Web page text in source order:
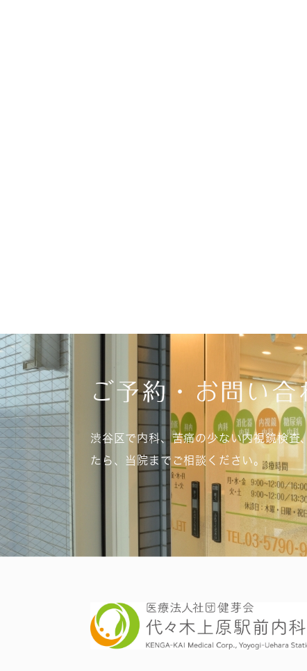
ご予約・お問い合
渋谷区で内科、苦痛の少ない内視鏡検査
たら、当院までご相談ください。